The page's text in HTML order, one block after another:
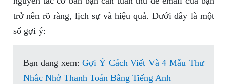
trở nên rõ ràng, lịch sự và hiệu quả. Dưới đây là một
số gợi ý:
Bạn đang xem:Gợi Ý Cách Viết Và 4 Mẫu Thư
Nhắc Nhở Thanh Toán Bằng Tiếng Anh